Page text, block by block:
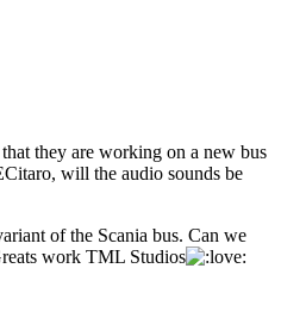
they are working on a new bus
will the audio sounds be
of the Scania bus. Can we
work TML Studios